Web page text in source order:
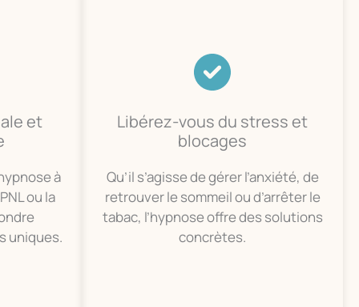
et
à
ou la
uniques.
Libérez-vous du stress et
blocages
Qu’il s’agisse de gérer l’anxiété, de
retrouver le sommeil ou d’arrêter le
tabac, l’hypnose offre des solutions
concrètes.